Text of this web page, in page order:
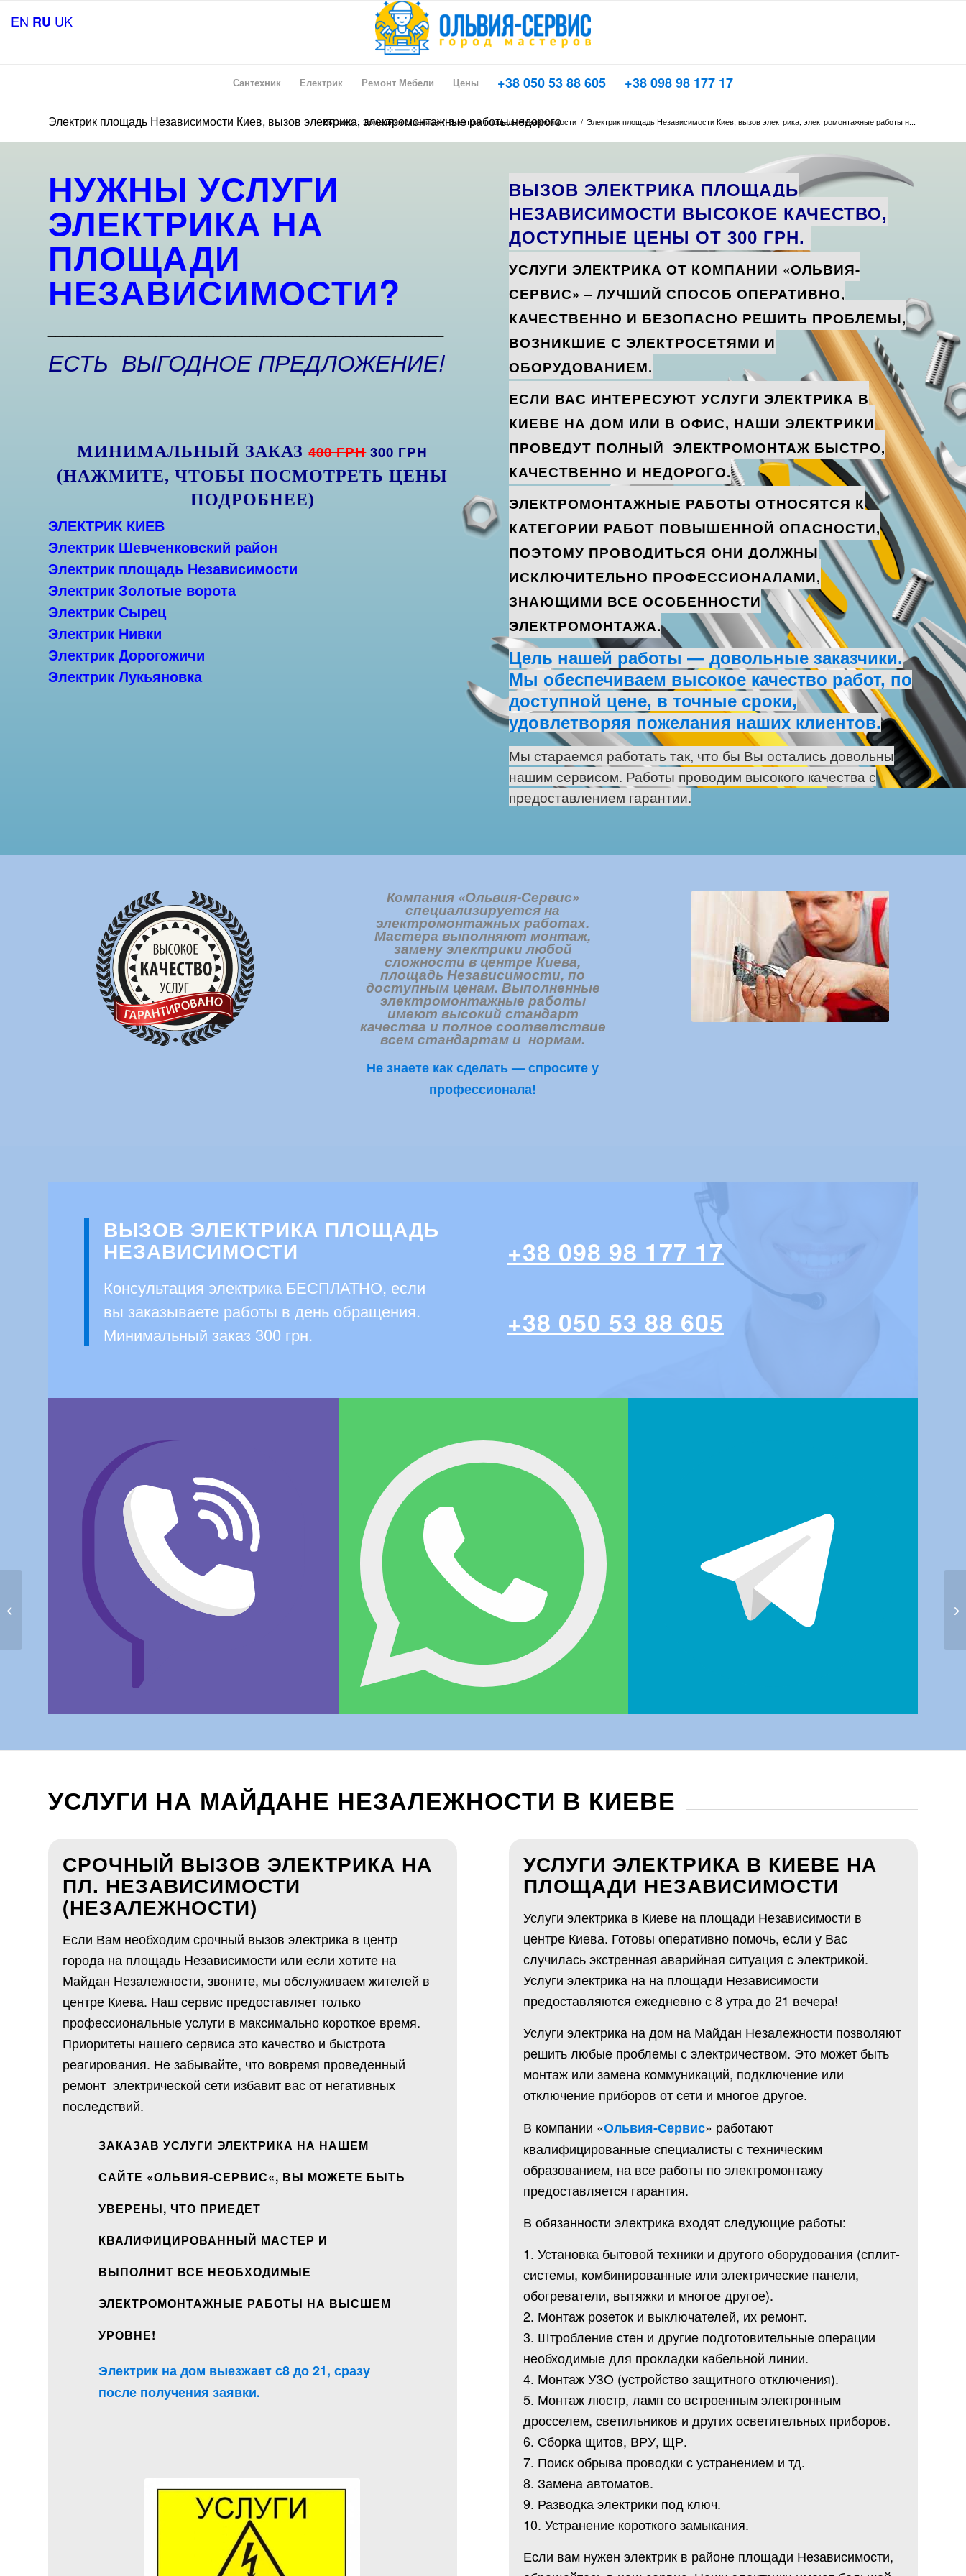
Сантехник Електрик Ремонт Мебели Цены +38 050 53 88 605 +38 098 98 177 17
Электрик площадь Независимости Киев, вызов электрика, электромонтажные работы недорого
Вы здесь: Домашняя страница / Электрик площадь Независимости / Электрик площадь Независимости Киев, вызов электрика, электромонтажные работы н...
НУЖНЫ УСЛУГИ
ЭЛЕКТРИКА НА
ПЛОЩАДИ
НЕЗАВИСИМОСТИ?
ЕСТЬ ВЫГОДНОЕ ПРЕДЛОЖЕНИЕ!
МИНИМАЛЬНЫЙ ЗАКАЗ400 ГРН 300 ГРН
(НАЖМИТЕ, ЧТОБЫ ПОСМОТРЕТЬ ЦЕНЫ
ПОДРОБНЕЕ)
ЭЛЕКТРИК КИЕВ
Электрик Шевченковский район
Электрик площадь Независимости
Электрик Золотые ворота
Электрик Сырец
Электрик Нивки
Электрик Дорогожичи
Электрик Лукьяновка
ВЫЗОВ ЭЛЕКТРИКА ПЛОЩАДЬ
НЕЗАВИСИМОСТИ ВЫСОКОЕ КАЧЕСТВО,
ДОСТУПНЫЕ ЦЕНЫ ОТ 300 ГРН.
УСЛУГИ ЭЛЕКТРИКА ОТ КОМПАНИИ «ОЛЬВИЯ-
СЕРВИС» – ЛУЧШИЙ СПОСОБ ОПЕРАТИВНО,
КАЧЕСТВЕННО И БЕЗОПАСНО РЕШИТЬ ПРОБЛЕМЫ,
ВОЗНИКШИЕ С ЭЛЕКТРОСЕТЯМИ И
ОБОРУДОВАНИЕМ.
ЕСЛИ ВАС ИНТЕРЕСУЮТ УСЛУГИ ЭЛЕКТРИКА В
КИЕВЕ НА ДОМ ИЛИ В ОФИС, НАШИ ЭЛЕКТРИКИ
ПРОВЕДУТ ПОЛНЫЙ ЭЛЕКТРОМОНТАЖ БЫСТРО,
КАЧЕСТВЕННО И НЕДОРОГО.
ЭЛЕКТРОМОНТАЖНЫЕ РАБОТЫ ОТНОСЯТСЯ К
КАТЕГОРИИ РАБОТ ПОВЫШЕННОЙ ОПАСНОСТИ,
ПОЭТОМУ ПРОВОДИТЬСЯ ОНИ ДОЛЖНЫ
ИСКЛЮЧИТЕЛЬНО ПРОФЕССИОНАЛАМИ,
ЗНАЮЩИМИ ВСЕ ОСОБЕННОСТИ
ЭЛЕКТРОМОНТАЖА.
Цель нашей работы — довольные заказчики.
Мы обеспечиваем высокое качество работ, по
доступной цене, в точные сроки,
удовлетворяя пожелания наших клиентов.
Мы стараемся работать так, что бы Вы остались довольны
нашим сервисом. Работы проводим высокого качества с
предоставлением гарантии.
Компания «Ольвия-Сервис»
специализируется на
электромонтажных работах.
Мастера выполняют монтаж,
замену электрики любой
сложности в центре Киева,
площадь Независимости, по
доступным ценам. Выполненные
электромонтажные работы
имеют высокий стандарт
качества и полное соответствие
всем стандартам и нормам.
Не знаете как сделать — спросите у
профессионала!
ВЫЗОВ ЭЛЕКТРИКА ПЛОЩАДЬ
НЕЗАВИСИМОСТИ
Консультация электрика БЕСПЛАТНО, если
вы заказываете работы в день обращения.
Минимальный заказ 300 грн.
+38 098 98 177 17
+38 050 53 88 605
УСЛУГИ НА МАЙДАНЕ НЕЗАЛЕЖНОСТИ В КИЕВЕ
СРОЧНЫЙ ВЫЗОВ ЭЛЕКТРИКА НА
ПЛ. НЕЗАВИСИМОСТИ
(НЕЗАЛЕЖНОСТИ)
Если Вам необходим срочный вызов электрика в центр
города на площадь Независимости или если хотите на
Майдан Незалежности, звоните, мы обслуживаем жителей в
центре Киева. Наш сервис предоставляет только
профессиональные услуги в максимально короткое время.
Приоритеты нашего сервиса это качество и быстрота
реагирования. Не забывайте, что вовремя проведенный
ремонт электрической сети избавит вас от негативных
последствий.
ЗАКАЗАВ УСЛУГИ ЭЛЕКТРИКА НА НАШЕМ
САЙТЕ «ОЛЬВИЯ-СЕРВИС«, ВЫ МОЖЕТЕ БЫТЬ
УВЕРЕНЫ, ЧТО ПРИЕДЕТ
КВАЛИФИЦИРОВАННЫЙ МАСТЕР И
ВЫПОЛНИТ ВСЕ НЕОБХОДИМЫЕ
ЭЛЕКТРОМОНТАЖНЫЕ РАБОТЫ НА ВЫСШЕМ
УРОВНЕ!
Электрик на дом выезжает с8 до 21, сразу
после получения заявки.
УСЛУГИ ЭЛЕКТРИКА В КИЕВЕ НА
ПЛОЩАДИ НЕЗАВИСИМОСТИ
Услуги электрика в Киеве на площади Независимости в
центре Киева. Готовы оперативно помочь, если у Вас
случилась экстренная аварийная ситуация с электрикой.
Услуги электрика на на площади Независимости
предоставляются ежедневно с 8 утра до 21 вечера!
Услуги электрика на дом на Майдан Незалежности позволяют
решить любые проблемы с электричеством. Это может быть
монтаж или замена коммуникаций, подключение или
отключение приборов от сети и многое другое.
В компании «Ольвия-Сервис» работают
квалифицированные специалисты с техническим
образованием, на все работы по электромонтажу
предоставляется гарантия.
В обязанности электрика входят следующие работы:
1. Установка бытовой техники и другого оборудования (сплит-
системы, комбинированные или электрические панели,
обогреватели, вытяжки и многое другое).
2. Монтаж розеток и выключателей, их ремонт.
3. Штробление стен и другие подготовительные операции
необходимые для прокладки кабельной линии.
4. Монтаж УЗО (устройство защитного отключения).
5. Монтаж люстр, ламп со встроенным электронным
дросселем, светильников и других осветительных приборов.
6. Сборка щитов, ВРУ, ЩР.
7. Поиск обрыва проводки с устранением и тд.
8. Замена автоматов.
9. Разводка электрики под ключ.
10. Устранение короткого замыкания.
Если вам нужен электрик в районе площади Независимости,
Электрик Золотые
EN RU UK